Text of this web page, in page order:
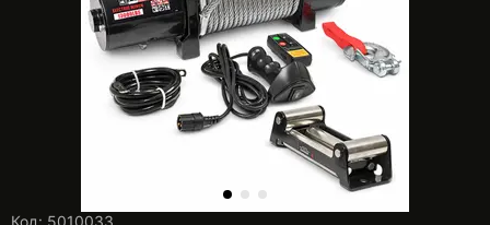
Код: 5010033